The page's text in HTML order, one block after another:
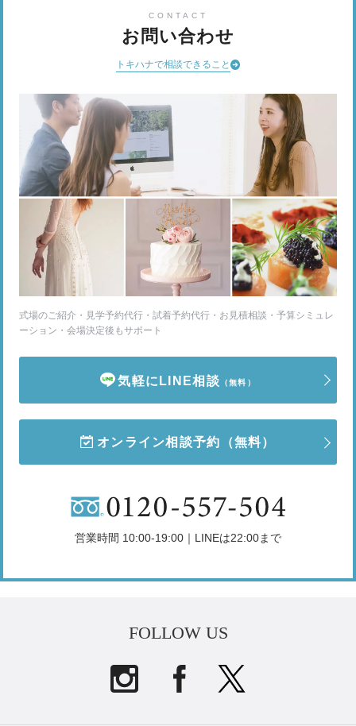
CONTACT
お問い合わせ
トキハナで相談できること
式場のご紹介・見学予約代行・試着予約代行・お見積相談・予算シミュレ
ーション・会場決定後もサポート
気軽にLINE相談 （無料）
オンライン相談予約 （無料）
営業時間 10:00-19:00｜LINEは22:00まで
FOLLOW US